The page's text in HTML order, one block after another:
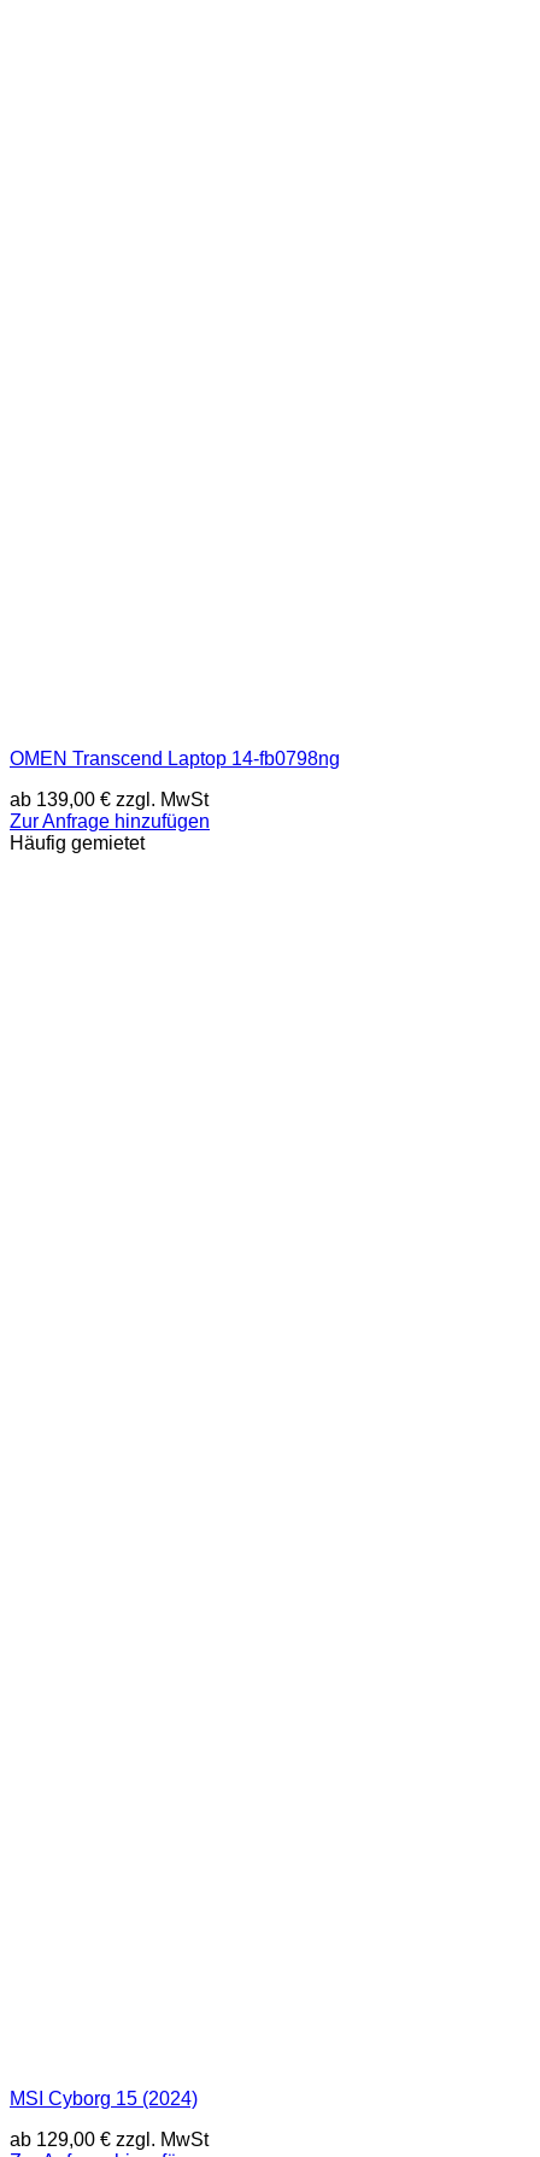
OMEN Transcend Laptop 14-fb0798ng
ab 139,00 € zzgl. MwSt
Zur Anfrage hinzufügen
Häufig gemietet
MSI Cyborg 15 (2024)
ab 129,00 € zzgl. MwSt